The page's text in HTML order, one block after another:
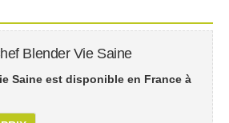
Blender Vie Saine
Saine est disponible en France à